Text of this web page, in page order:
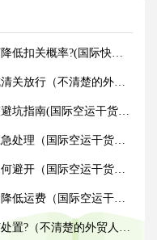
率?(国际快递干货知识分享)
（不清楚的外贸人看过来）
南(国际空运干货知识分享)
国际空运干货知识分享）
国际空运干货知识分享）
（国际空运干货知识分享）
不清楚的外贸人看过来）